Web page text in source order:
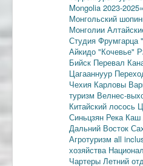
Mongolia 2023-2025»
Монгольский
Монголии
Студия Фрумгарца
Айкидо "Кочевье"
Бийск Перевал
Цагааннуур
Чехия Карловы
туризм Велнес-
Китайский лосось
Синьцзян Река Каш
Дальний Восток
Агротуризм all
хозяйства
Чартеры Летний